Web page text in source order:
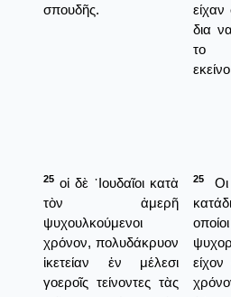
σπουδῆς.
δια
το
25 οἱ δὲ ᾿Ιουδαῖοι κατὰ
τὸν ἀμερῆ
ψυχουλκούμενοι
χρόνον, πολυδάκρυον
ἱκετείαν ἐν μέλεσι
γοεροῖς τείνοντες τὰς
25
Οι